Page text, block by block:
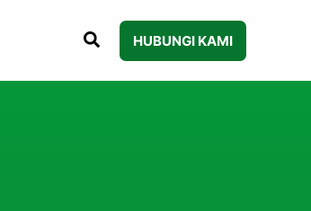
HUBUNGI KAMI